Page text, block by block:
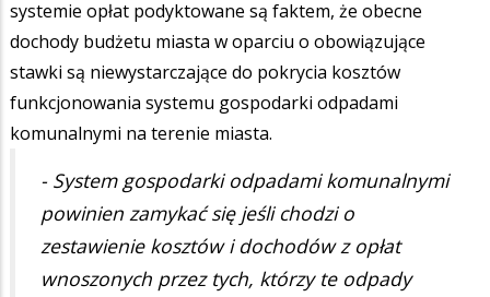
systemie opłat podyktowane są faktem, że obecne
dochody budżetu miasta w oparciu o obowiązujące
stawki są niewystarczające do pokrycia kosztów
funkcjonowania systemu gospodarki odpadami
komunalnymi na terenie miasta.
- System gospodarki odpadami komunalnymi
powinien zamykać się jeśli chodzi o
zestawienie kosztów i dochodów z opłat
wnoszonych przez tych, którzy te odpady